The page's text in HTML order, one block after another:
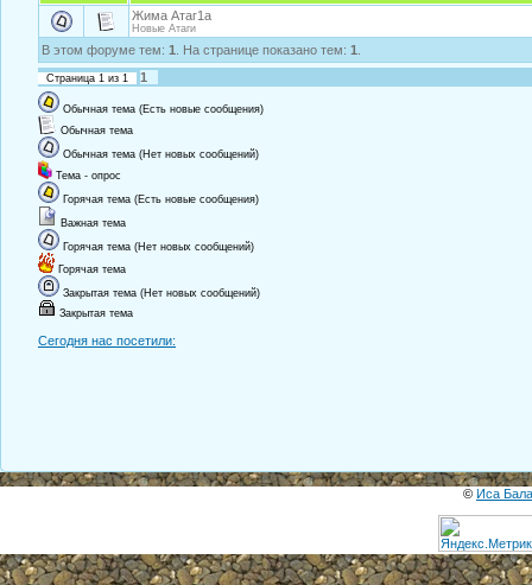
Жима Атаг1а
Новые Атаги
В этом форуме тем: 1 . На странице показано тем: 1
Страница 1 из 1 1
Обычная тема (Есть новые сообщения)
Обычная тема
Обычная тема (Нет новых сообщений)
Тема - опрос
Горячая тема (Есть новые сообщения)
Важная тема
Горячая тема (Нет новых сообщений)
Горячая тема
Закрытая тема (Нет новых сообщений)
Закрытая тема
Сегодня нас посетили:
© Иса